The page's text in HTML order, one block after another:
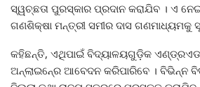
ସ୍ୱଚ୍ଛତା ପୁରସ୍କାର ପ୍ରଦାନ କରାଯିବ । ଏ
ଗଣଶିକ୍ଷା ମନ୍ତ୍ରୀ ସମୀର ଦାସ ଗଣମାଧ୍ୟମକୁ
କହିଛନ୍ତି, ଏଥିପାଇଁ ବିଦ୍ୟାଳୟଗୁଡ଼ିକ
ଅନ୍‍ଲାଇନ୍‍ରେ ଆବେଦନ କରିପାରିବେ । ବିଭିନ୍ନ